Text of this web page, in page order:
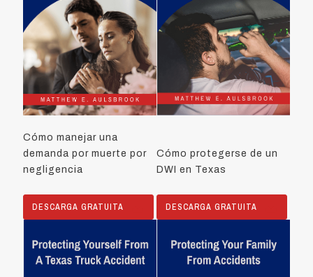
Cómo manejar una
demanda por muerte por
negligencia
DESCARGA GRATUITA
Cómo protegerse de un
DWI en Texas
DESCARGA GRATUITA